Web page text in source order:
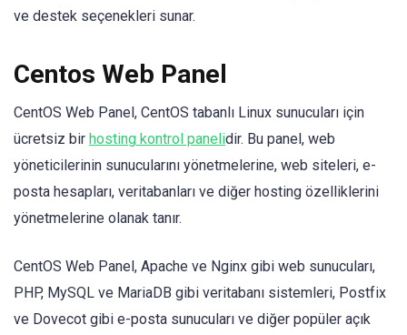
ve destek seçenekleri sunar.
Centos Web Panel
CentOS Web Panel, CentOS tabanlı Linux sunucuları için
ücretsiz bir hosting kontrol panelidir. Bu panel, web
yöneticilerinin sunucularını yönetmelerine, web siteleri, e-
posta hesapları, veritabanları ve diğer hosting özelliklerini
yönetmelerine olanak tanır.
CentOS Web Panel, Apache ve Nginx gibi web sunucuları,
PHP, MySQL ve MariaDB gibi veritabanı sistemleri, Postfix
ve Dovecot gibi e-posta sunucuları ve diğer popüler açık